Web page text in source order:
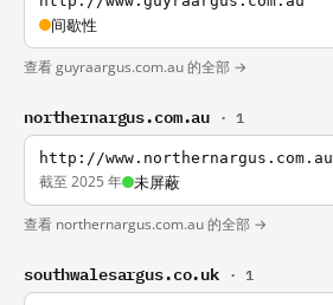
间歇性
查看 guyraargus.com.au 的全部 →
northernargus.com.au · 1
http://www.northernargus.com.au
截至 2025 年 未屏蔽
查看 northernargus.com.au 的全部 →
southwalesargus.co.uk · 1